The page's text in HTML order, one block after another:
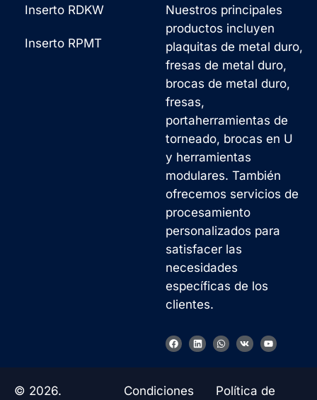
Nuestros principales
productos incluyen
plaquitas de metal duro,
fresas de metal duro,
brocas de metal duro,
fresas,
portaherramientas de
torneado, brocas en U
y herramientas
modulares. También
ofrecemos servicios de
procesamiento
personalizados para
satisfacer las
necesidades
específicas de los
clientes.
F
a
o
L
i
W
h
a
p
V
k
Y
o
b
e
Inserto RDKW
Inserto RPMT
© 2026.
Condiciones
Política de